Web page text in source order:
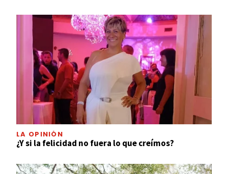
LA OPINIÓN
¿Y si la felicidad no fuera lo que creímos?